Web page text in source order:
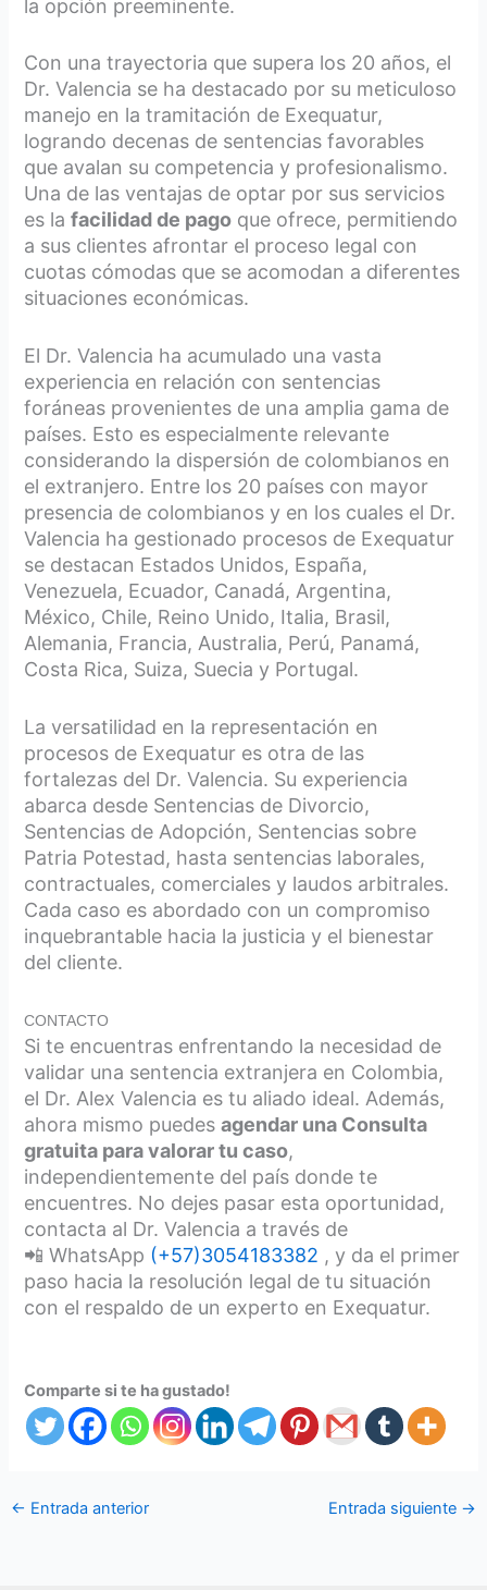
la opción preeminente.
Con una trayectoria que supera los 20 años, el
Dr. Valencia se ha destacado por su meticuloso
manejo en la tramitación de Exequatur,
logrando decenas de sentencias favorables
que avalan su competencia y profesionalismo.
Una de las ventajas de optar por sus servicios
es lafacilidad de pago que ofrece, permitiendo
a sus clientes afrontar el proceso legal con
cuotas cómodas que se acomodan a diferentes
situaciones económicas.
El Dr. Valencia ha acumulado una vasta
experiencia en relación con sentencias
foráneas provenientes de una amplia gama de
países. Esto es especialmente relevante
considerando la dispersión de colombianos en
el extranjero. Entre los 20 países con mayor
presencia de colombianos y en los cuales el Dr.
Valencia ha gestionado procesos de Exequatur
se destacan Estados Unidos, España,
Venezuela, Ecuador, Canadá, Argentina,
México, Chile, Reino Unido, Italia, Brasil,
Alemania, Francia, Australia, Perú, Panamá,
Costa Rica, Suiza, Suecia y Portugal.
La versatilidad en la representación en
procesos de Exequatur es otra de las
fortalezas del Dr. Valencia. Su experiencia
abarca desde Sentencias de Divorcio,
Sentencias de Adopción, Sentencias sobre
Patria Potestad, hasta sentencias laborales,
contractuales, comerciales y laudos arbitrales.
Cada caso es abordado con un compromiso
inquebrantable hacia la justicia y el bienestar
del cliente.
CONTACTO
Si te encuentras enfrentando la necesidad de
validar una sentencia extranjera en Colombia,
el Dr. Alex Valencia es tu aliado ideal. Además,
ahora mismo puedesagendar una Consulta
gratuita para valorar tu caso,
independientemente del país donde te
encuentres. No dejes pasar esta oportunidad,
contacta al Dr. Valencia a través de
📲 WhatsApp (+57)3054183382 , y da el primer
paso hacia la resolución legal de tu situación
con el respaldo de un experto en Exequatur.
Comparte si te ha gustado!
← Entrada anterior Entrada siguiente →